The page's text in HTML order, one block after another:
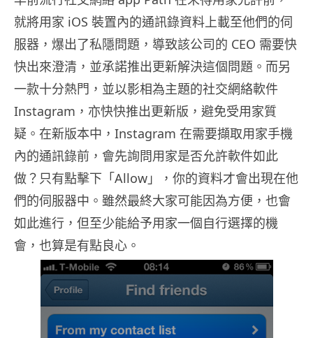
就將用家 iOS 裝置內的通訊錄資料上載至他們的伺
服器，爆出了私隱問題，導致該公司的 CEO 需要快
快出來澄清，並承諾推出更新解決這個問題。而另
一款十分熱門，並以影相為主題的社交網絡軟件
Instagram，亦快快推出更新版，避免受用家質
疑。在新版本中，Instagram 在需要擷取用家手機
內的通訊錄前，會先詢問用家是否允許軟件如此
做？只有點擊下「Allow」，你的資料才會出現在他
們的伺服器中。雖然最終大家可能因為方便，也會
如此進行，但至少能給予用家一個自行選擇的機
會，也算是有點良心。